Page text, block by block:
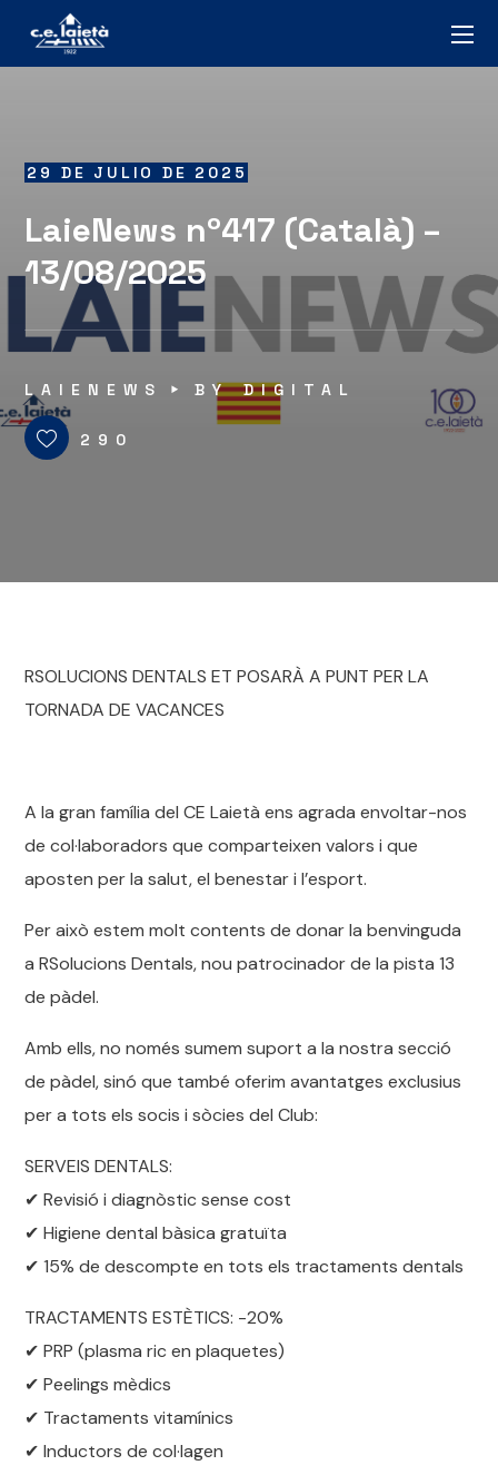
29 DE JULIO DE 2025
LaieNews nº417 (Català) –
13/08/2025
LAIENEWS BYDIGITAL
290
RSOLUCIONS DENTALS ET POSARÀ A PUNT PER LA
TORNADA DE VACANCES
A la gran família del CE Laietà ens agrada envoltar-nos
de col·laboradors que comparteixen valors i que
aposten per la salut, el benestar i l’esport.
Per això estem molt contents de donar la benvinguda
a RSolucions Dentals, nou patrocinador de la pista 13
de pàdel.
Amb ells, no només sumem suport a la nostra secció
de pàdel, sinó que també oferim avantatges exclusius
per a tots els socis i sòcies del Club:
SERVEIS DENTALS:
✔ Revisió i diagnòstic sense cost
✔ Higiene dental bàsica gratuïta
✔ 15% de descompte en tots els tractaments dentals
TRACTAMENTS ESTÈTICS: -20%
✔ PRP (plasma ric en plaquetes)
✔ Peelings mèdics
✔ Tractaments vitamínics
✔ Inductors de col·lagen